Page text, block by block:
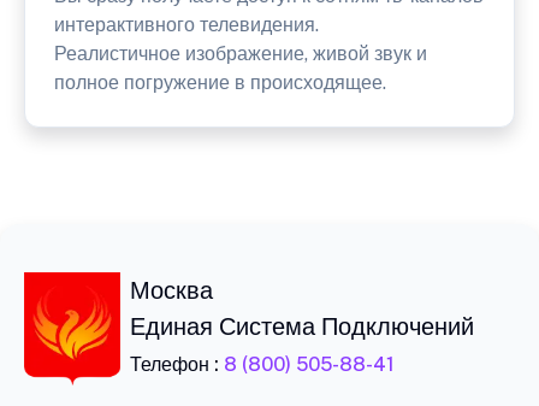
интерактивного телевидения.
Реалистичное изображение, живой звук и
полное погружение в происходящее.
Москва
Единая Система Подключений
Телефон : 8 (800) 505-88-41